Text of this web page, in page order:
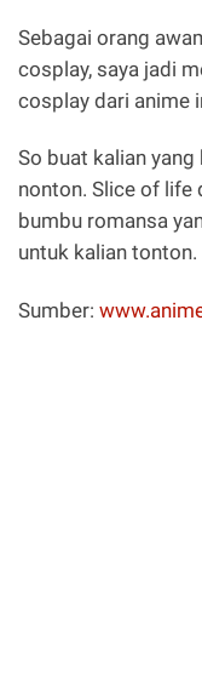
Sebagai orang
cosplay, saya jadi
cosplay dari anime
So buat kalian
nonton. Slice of life
bumbu romansa
untuk kalian tonton.
Sumber: